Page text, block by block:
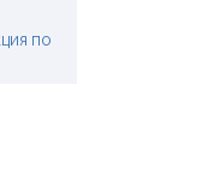
по